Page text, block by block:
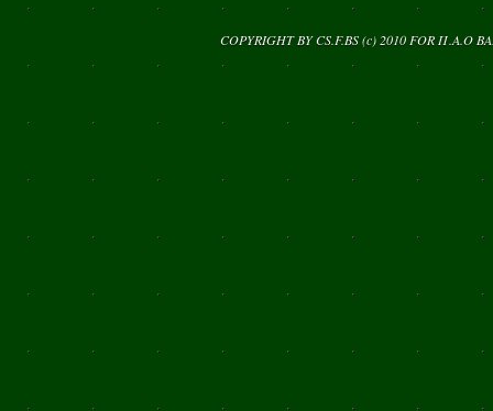
COPYRIGHT BY CS.F.BS (c) 2010 FORΠ.Α.Ο